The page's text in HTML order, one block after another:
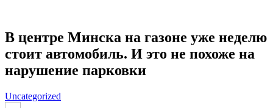
В центре Минска на газоне уже неделю
стоит автомобиль. И это не похоже на
нарушение парковки
Uncategorized